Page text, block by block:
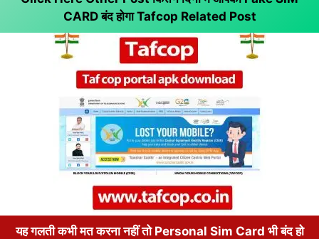
CARD बंद होगाTafcop Related Post
यह गलती कभी मत करना नहीं तो Personal Sim Card भी बंद हो